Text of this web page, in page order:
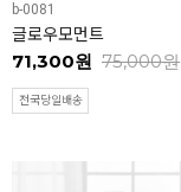
b-0081
글로우모먼트
71,300원 75,000원
전국당일배송